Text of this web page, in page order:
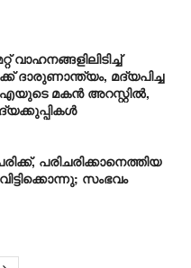
ദാരുണാന്ത്യം, മദ്യപിച്ച
മകന്‍ അറസ്റ്റില്‍,
പരിചരിക്കാനെത്തിയ
സംഭവം